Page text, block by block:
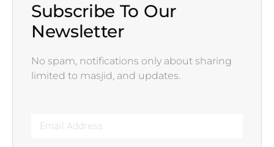
Subscribe To Our
Newsletter
No spam, notifications only about sharing
limited to masjid, and updates.